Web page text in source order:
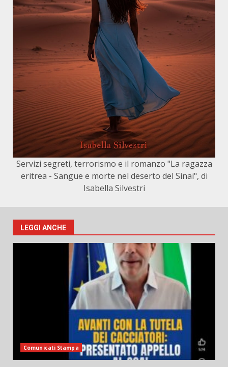
Servizi segreti, terrorismo e il romanzo "La ragazza
eritrea - Sangue e morte nel deserto del Sinai", di
Isabella Silvestri
LEGGI ANCHE
Comunicati Stampa